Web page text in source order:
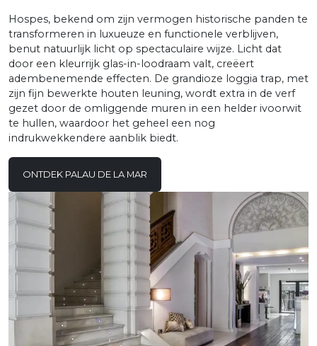
Hospes, bekend om zijn vermogen historische panden te
transformeren in luxueuze en functionele verblijven,
benut natuurlijk licht op spectaculaire wijze. Licht dat
door een kleurrijk glas-in-loodraam valt, creëert
adembenemende effecten. De grandioze loggia trap, met
zijn fijn bewerkte houten leuning, wordt extra in de verf
gezet door de omliggende muren in een helder ivoorwit
te hullen, waardoor het geheel een nog
indrukwekkendere aanblik biedt.
ONTDEK PALAU DE LA MAR